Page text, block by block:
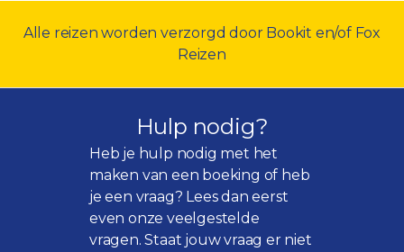
Alle reizen worden verzorgd door Bookit en/of Fox
Reizen
Hulp nodig?
Heb je hulp nodig met het
maken van een boeking of heb
je een vraag? Lees dan eerst
even onzeveelgestelde
vragen. Staat jouw vraag er niet